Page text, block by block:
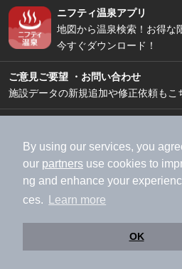
By using our services, you
our partners use cookies to
ng and enhance your
ces.
Learn more
OK
ニフティ温泉アプリ
地図から温泉検索！お得な
今すぐダウンロード！
ご意見ご要望 ・お問い合わせ
施設データの新規追加や修正依頼もこ
加盟店募集（資料請求）
利用規約
ライフスタイル
特定商取引法に基づく表記
運営会社